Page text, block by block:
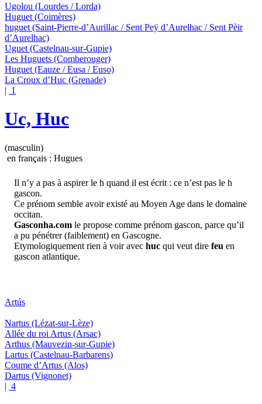
Ugolou (Lourdes / Lorda)
Huguet (Coimères)
huguet (Saint-Pierre-d’Aurillac / Sent Peÿ d’Aurelhac / Sent Pèir
d’Aurelhac)
Uguet (Castelnau-sur-Gupie)
Les Huguets (Comberouger)
Huguet (Eauze / Eusa / Euso)
La Croux d’Huc (Grenade)
| 1
Uc, Huc
(masculin)
en français : Hugues
Il n’y a pas à aspirer le h quand il est écrit : ce n’est pas le h
gascon.
Ce prénom semble avoir existé au Moyen Age dans le domaine
occitan.
Gasconha.com le propose comme prénom gascon, parce qu’il
a pu pénétrer (faiblement) en Gascogne.
Etymologiquement rien à voir avec huc qui veut dire feu en
gascon atlantique.
Artús
Nartus (Lézat-sur-Lèze)
Allée du roi Artus (Arsac)
Arthus (Mauvezin-sur-Gupie)
Lartus (Castelnau-Barbarens)
Coume d’Artus (Alos)
Dartus (Vignonet)
| 4